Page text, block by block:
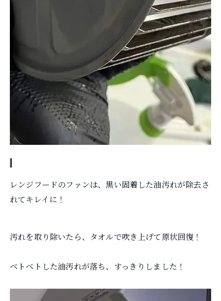
レンジフードのファンは、黒い固着した油汚れが除去さ
れてキレイに！
汚れを取り除いたら、タオルで吹き上げて原状回復！
ベトベトした油汚れが落ち、すっきりしました！